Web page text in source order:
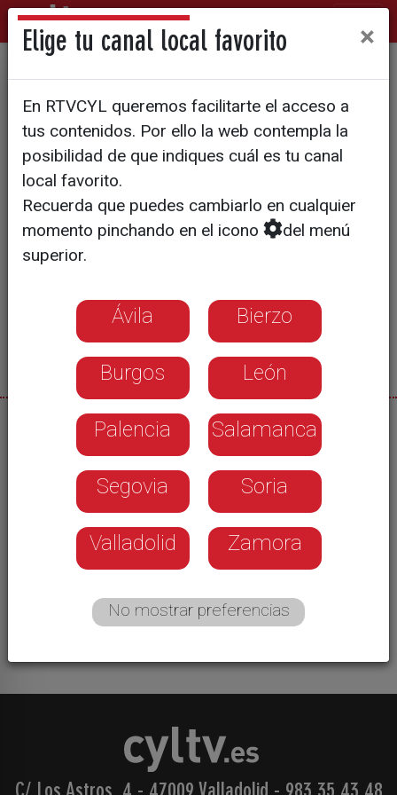
'Welcome to Carrascal del Río'
02/06/2026
Desde el Ayuntamiento de Carrascal del Río han
puesto en marcha una campaña para
promocionar el entorno natural del municipio. Una
puerta de madera que da la bienvenida al visitante
a cinco espacios naturales, uno cada mes, y que
invita a hacerse una foto y a compartirla a través
de las redes sociales con el lema. ‘Welcome to
Carrascal del Río’
Elige tu canal local favorito ×
En RTVCYL queremos facilitarte el acceso a
tus contenidos. Por ello la web contempla la
posibilidad de que indiques cuál es tu canal
local favorito.
Recuerda que puedes cambiarlo en cualquier
momento pinchando en el icono
del menú
superior.
Ávila Bierzo
Burgos León
Palencia Salamanca
Segovia Soria
Valladolid Zamora
No mostrar preferencias